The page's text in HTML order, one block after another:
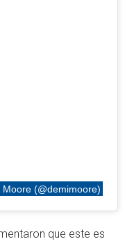
(@demimoore)
que este es